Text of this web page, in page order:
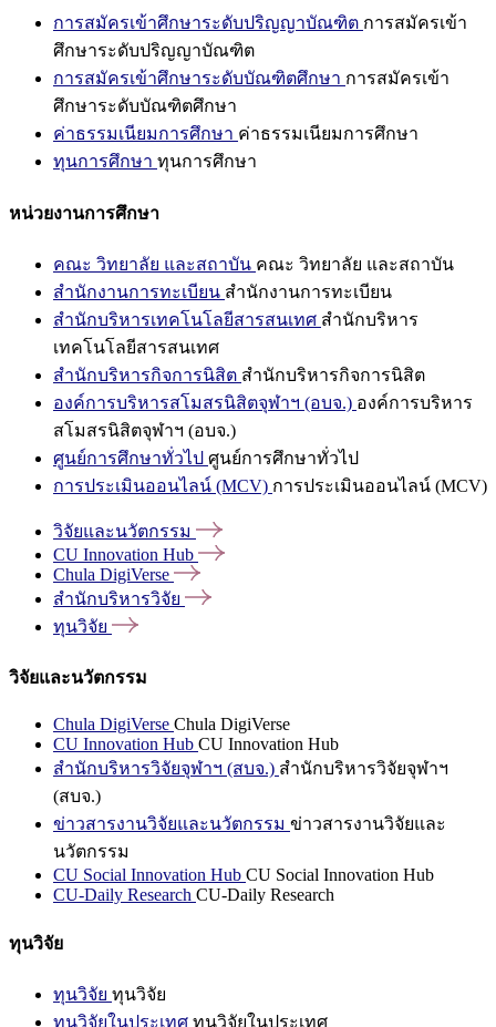
การสมัครเข้าศึกษาระดับปริญญาบัณฑิต การสมัครเข้า
ศึกษาระดับปริญญาบัณฑิต
การสมัครเข้าศึกษาระดับบัณฑิตศึกษา การสมัครเข้า
ศึกษาระดับบัณฑิตศึกษา
ค่าธรรมเนียมการศึกษา ค่าธรรมเนียมการศึกษา
ทุนการศึกษา ทุนการศึกษา
หน่วยงานการศึกษา
คณะ วิทยาลัย และสถาบัน คณะ วิทยาลัย และสถาบัน
สำนักงานการทะเบียน สำนักงานการทะเบียน
สำนักบริหารเทคโนโลยีสารสนเทศ สำนักบริหาร
เทคโนโลยีสารสนเทศ
สำนักบริหารกิจการนิสิต สำนักบริหารกิจการนิสิต
องค์การบริหารสโมสรนิสิตจุฬาฯ (อบจ.) องค์การบริหาร
สโมสรนิสิตจุฬาฯ (อบจ.)
ศูนย์การศึกษาทั่วไป ศูนย์การศึกษาทั่วไป
การประเมินออนไลน์ (MCV) การประเมินออนไลน์ (MCV)
วิจัยและนวัตกรรม
CU Innovation Hub
Chula DigiVerse
สำนักบริหารวิจัย
ทุนวิจัย
วิจัยและนวัตกรรม
Chula DigiVerse Chula DigiVerse
CU Innovation Hub CU Innovation Hub
สำนักบริหารวิจัยจุฬาฯ (สบจ.) สำนักบริหารวิจัยจุฬาฯ
(สบจ.)
ข่าวสารงานวิจัยและนวัตกรรม ข่าวสารงานวิจัยและ
นวัตกรรม
CU Social Innovation Hub CU Social Innovation Hub
CU-Daily Research CU-Daily Research
ทุนวิจัย
ทุนวิจัย ทุนวิจัย
ทุนวิจัยในประเทศ ทุนวิจัยในประเทศ